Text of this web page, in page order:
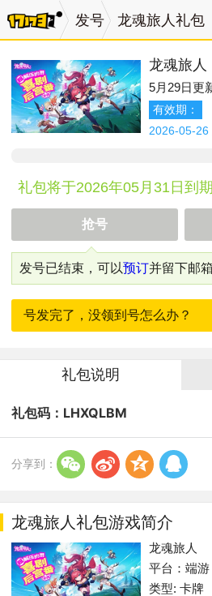
发号 龙魂旅人礼包
龙魂旅人
5月29日更
有效期：
2026-05-26
礼包将于2026年05月31日到
抢号
发号已结束，可以预订并留下邮
号发完了，没领到号怎么办？
礼包说明
礼包码： LHXQLBM
分享到： w t z q
龙魂旅人礼包游戏简介
龙魂旅人
平台：端游
类型: 卡牌